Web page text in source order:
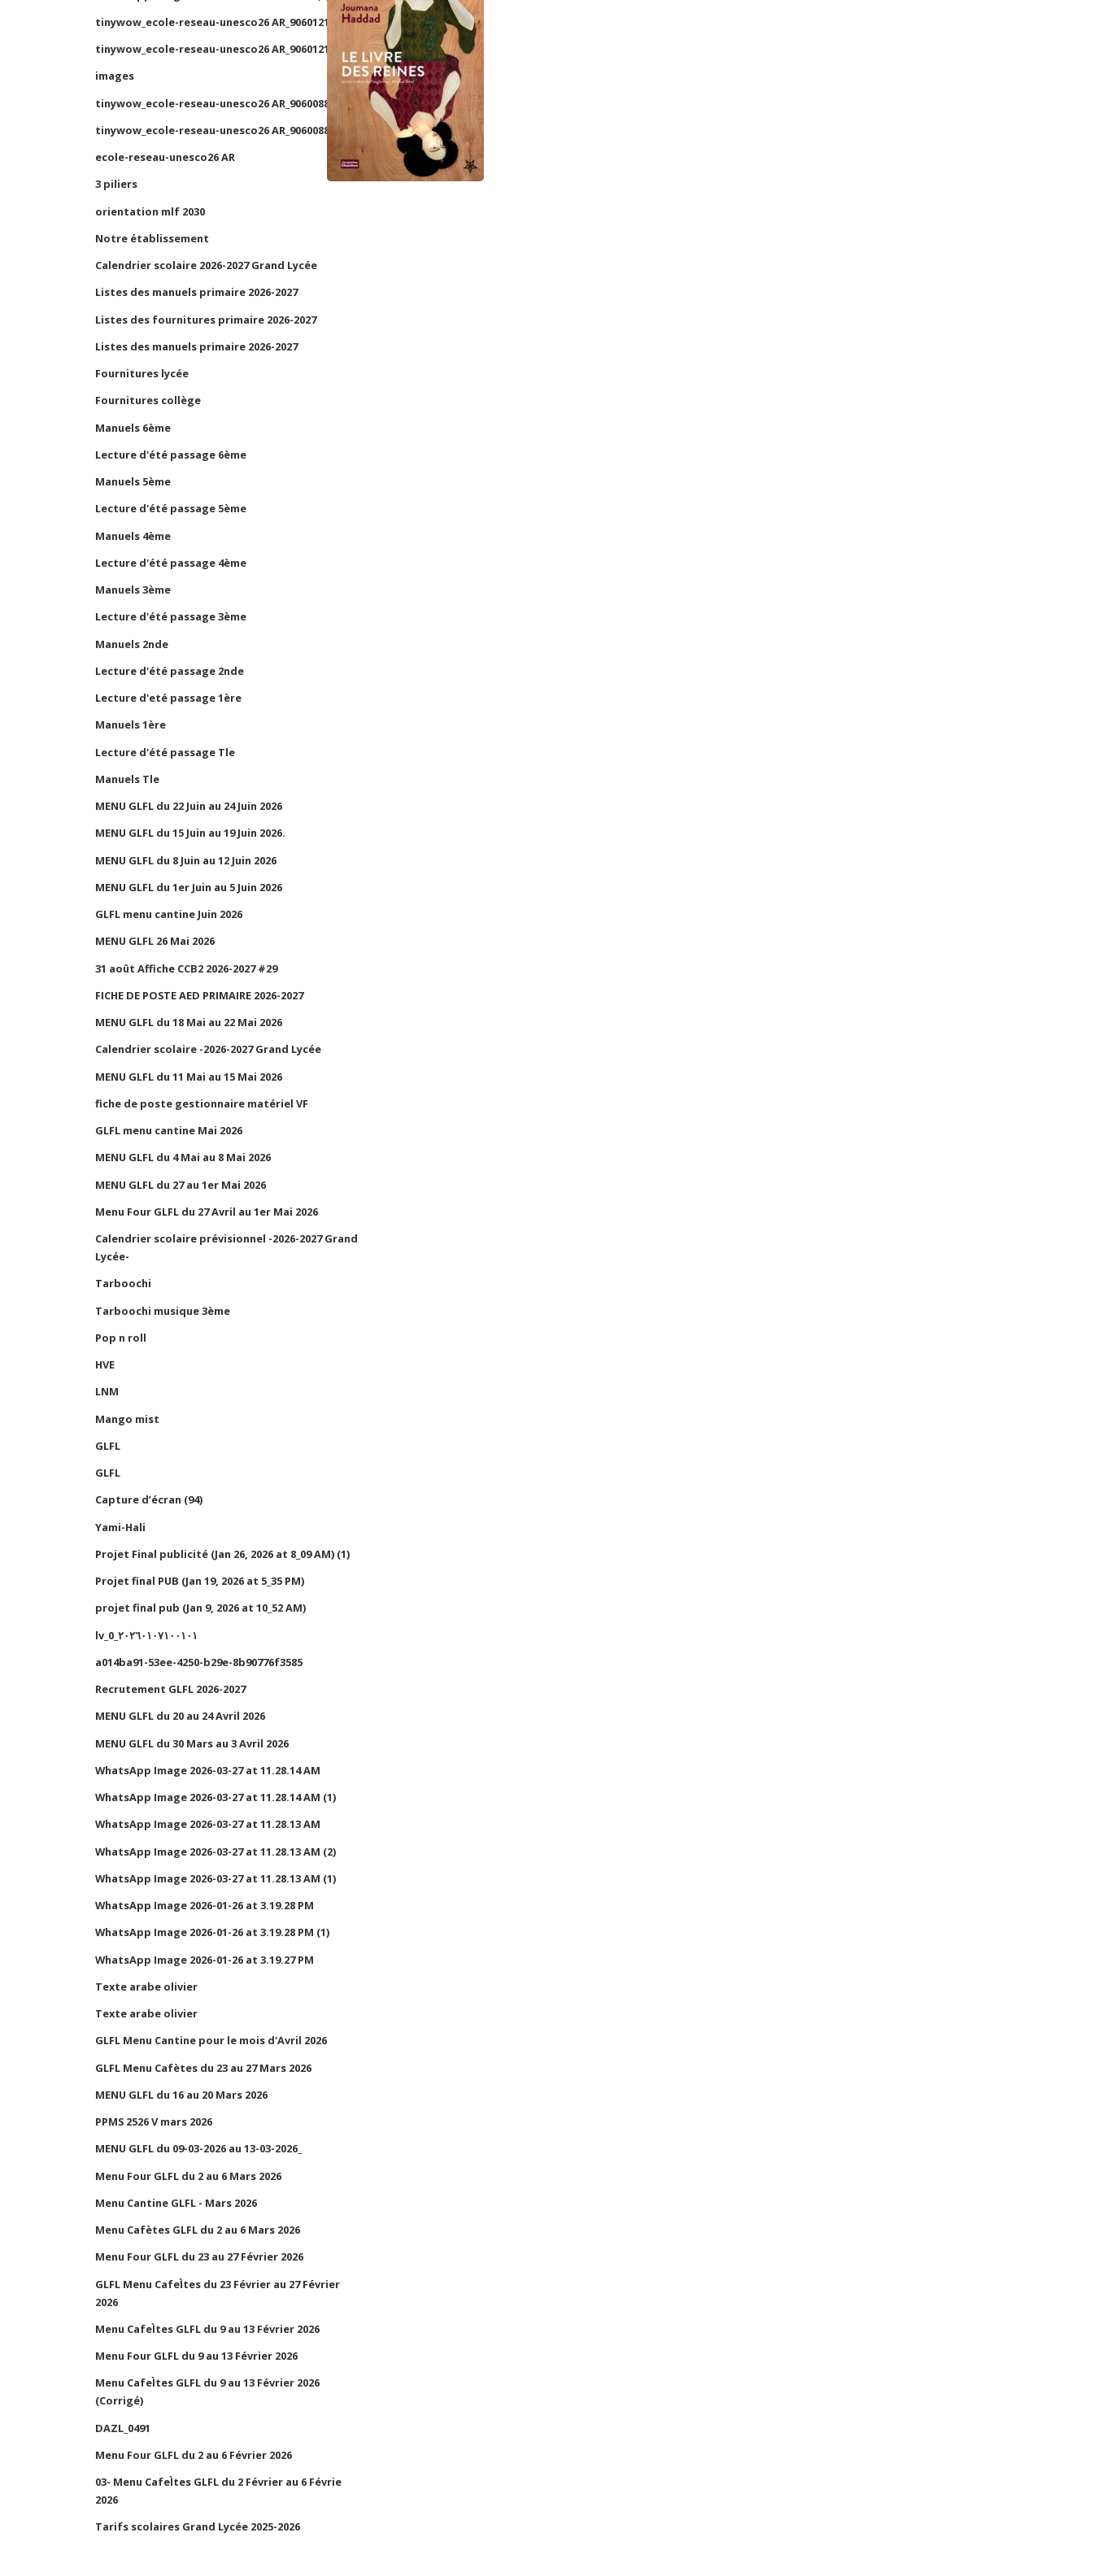
tinywow_ecole-reseau-unesco26 AR_90601210_1
tinywow_ecole-reseau-unesco26 AR_90601210_2
images
tinywow_ecole-reseau-unesco26 AR_90600884_2
tinywow_ecole-reseau-unesco26 AR_90600884_1
ecole-reseau-unesco26 AR
3 piliers
orientation mlf 2030
Notre établissement
Calendrier scolaire 2026-2027 Grand Lycée
Listes des manuels primaire 2026-2027
Listes des fournitures primaire 2026-2027
Listes des manuels primaire 2026-2027
Fournitures lycée
Fournitures collège
Manuels 6ème
Lecture d'été passage 6ème
Manuels 5ème
Lecture d'été passage 5ème
Manuels 4ème
Lecture d'été passage 4ème
Manuels 3ème
Lecture d'été passage 3ème
Manuels 2nde
Lecture d'été passage 2nde
Lecture d'eté passage 1ère
Manuels 1ère
Lecture d'été passage Tle
Manuels Tle
MENU GLFL du 22 Juin au 24 Juin 2026
MENU GLFL du 15 Juin au 19 Juin 2026.
MENU GLFL du 8 Juin au 12 Juin 2026
MENU GLFL du 1er Juin au 5 Juin 2026
GLFL menu cantine Juin 2026
MENU GLFL 26 Mai 2026
31 août Affiche CCB2 2026-2027 #29
FICHE DE POSTE AED PRIMAIRE 2026-2027
MENU GLFL du 18 Mai au 22 Mai 2026
Calendrier scolaire -2026-2027 Grand Lycée
MENU GLFL du 11 Mai au 15 Mai 2026
fiche de poste gestionnaire matériel VF
GLFL menu cantine Mai 2026
MENU GLFL du 4 Mai au 8 Mai 2026
MENU GLFL du 27 au 1er Mai 2026
Menu Four GLFL du 27 Avril au 1er Mai 2026
Calendrier scolaire prévisionnel -2026-2027 Grand
Lycée-
Tarboochi
Tarboochi musique 3ème
Pop n roll
HVE
LNM
Mango mist
GLFL
GLFL
Capture d’écran (94)
Yami-Hali
Projet Final publicité (Jan 26, 2026 at 8_09 AM) (1)
Projet final PUB (Jan 19, 2026 at 5_35 PM)
projet final pub (Jan 9, 2026 at 10_52 AM)
lv_0_٢٠٢٦٠١٠٧١٠٠١٠١
a014ba91-53ee-4250-b29e-8b90776f3585
Recrutement GLFL 2026-2027
MENU GLFL du 20 au 24 Avril 2026
MENU GLFL du 30 Mars au 3 Avril 2026
WhatsApp Image 2026-03-27 at 11.28.14 AM
WhatsApp Image 2026-03-27 at 11.28.14 AM (1)
WhatsApp Image 2026-03-27 at 11.28.13 AM
WhatsApp Image 2026-03-27 at 11.28.13 AM (2)
WhatsApp Image 2026-03-27 at 11.28.13 AM (1)
WhatsApp Image 2026-01-26 at 3.19.28 PM
WhatsApp Image 2026-01-26 at 3.19.28 PM (1)
WhatsApp Image 2026-01-26 at 3.19.27 PM
Texte arabe olivier
Texte arabe olivier
GLFL Menu Cantine pour le mois d'Avril 2026
GLFL Menu Cafètes du 23 au 27 Mars 2026
MENU GLFL du 16 au 20 Mars 2026
PPMS 2526 V mars 2026
MENU GLFL du 09-03-2026 au 13-03-2026_
Menu Four GLFL du 2 au 6 Mars 2026
Menu Cantine GLFL - Mars 2026
Menu Cafètes GLFL du 2 au 6 Mars 2026
Menu Four GLFL du 23 au 27 Février 2026
GLFL Menu CafeÌtes du 23 Février au 27 Février
2026
Menu CafeÌtes GLFL du 9 au 13 Février 2026
Menu Four GLFL du 9 au 13 Février 2026
Menu CafeÌtes GLFL du 9 au 13 Février 2026
(Corrigé)
DAZL_0491
Menu Four GLFL du 2 au 6 Février 2026
03- Menu CafeÌtes GLFL du 2 Février au 6 Févrie
2026
Tarifs scolaires Grand Lycée 2025-2026